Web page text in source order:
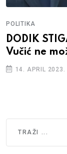
POLITIKA
DODIK
Vučić ne
14. APRIL 2023.
Type 2 or more